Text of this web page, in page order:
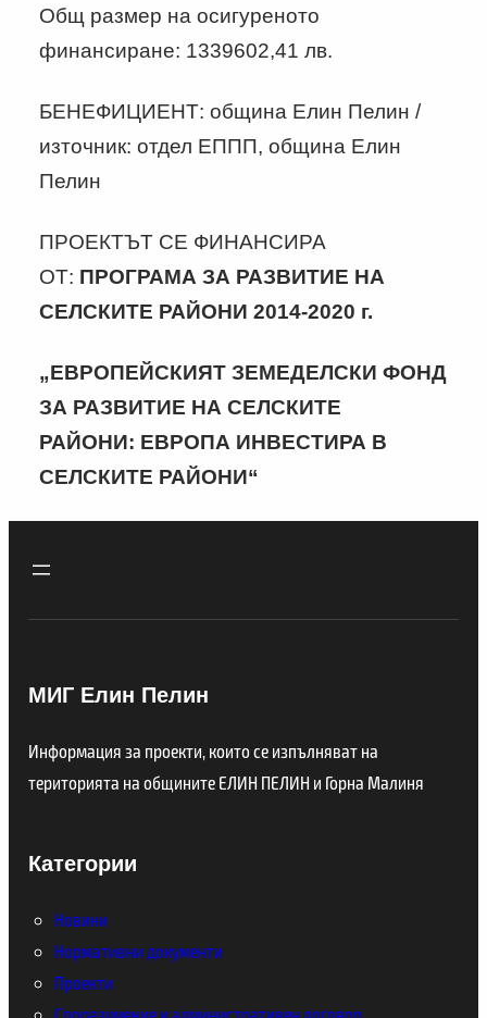
Общ размер на осигуреното
финансиране: 1339602,41 лв.
БЕНЕФИЦИЕНТ: община Елин Пелин /
източник: отдел ЕППП, община Елин
Пелин
ПРОЕКТЪТ СЕ ФИНАНСИРА
ОТ: ПРОГРАМА ЗА РАЗВИТИЕ НА
СЕЛСКИТЕ РАЙОНИ 2014-2020 г.
„ЕВРОПЕЙСКИЯТ ЗЕМЕДЕЛСКИ ФОНД
ЗА РАЗВИТИЕ НА СЕЛСКИТЕ
РАЙОНИ: ЕВРОПА ИНВЕСТИРА В
СЕЛСКИТЕ РАЙОНИ“
МИГ Елин Пелин
Информация за проекти, които се изпълняват на
територията на общините ЕЛИН ПЕЛИН и Горна Малиня
Категории
Новини
Нормативни документи
Проекти
Споразумение и административен договор